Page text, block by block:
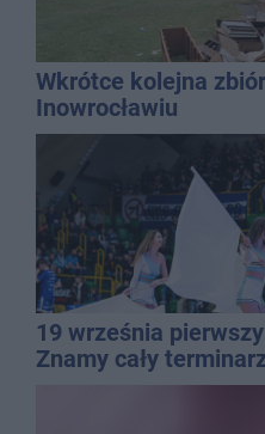
Wkrótce kolejna
Inowrocławiu
19 września
Znamy cały